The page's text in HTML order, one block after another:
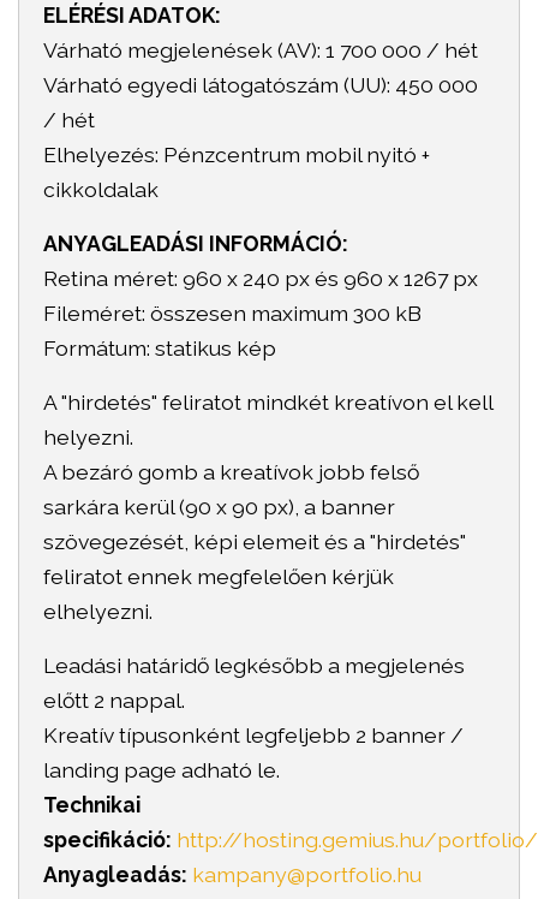
ELÉRÉSI ADATOK:
Várható megjelenések (AV): 1 700 000 / hét
Várható egyedi látogatószám (UU): 450 000
/ hét
Elhelyezés: Pénzcentrum mobil nyitó +
cikkoldalak
ANYAGLEADÁSI INFORMÁCIÓ:
Retina méret: 960 x 240 px és 960 x 1267 px
Fileméret: összesen maximum 300 kB
Formátum: statikus kép
A "hirdetés" feliratot mindkét kreatívon el kell
helyezni.
A bezáró gomb a kreatívok jobb felső
sarkára kerül (90 x 90 px), a banner
szövegezését, képi elemeit és a "hirdetés"
feliratot ennek megfelelően kérjük
elhelyezni.
Leadási határidő legkésőbb a megjelenés
előtt 2 nappal.
Kreatív típusonként legfeljebb 2 banner /
landing page adható le.
Technikai
specifikáció: http://hosting.gemius.hu/
Anyagleadás: kampany@portfolio.hu